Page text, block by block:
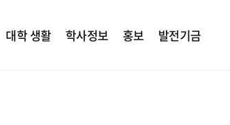
대학 생활 학사정보 홍보 발전기금